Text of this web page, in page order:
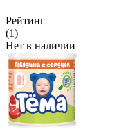
Рейтинг
(1)
Нет в наличии